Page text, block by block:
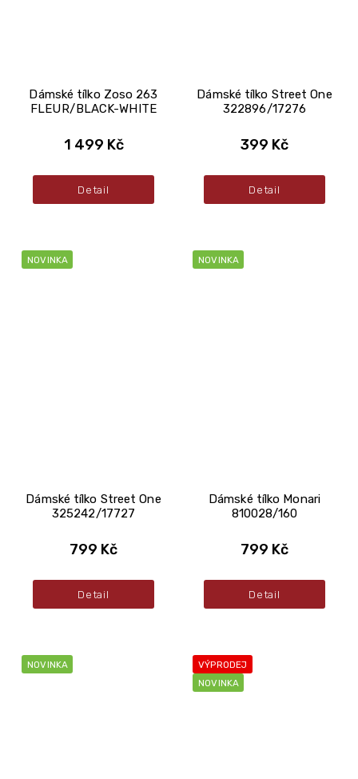
Dámské tílko Zoso 263
FLEUR/BLACK-WHITE
1 499 Kč
Detail
Dámské tílko Street One
322896/17276
399 Kč
Detail
NOVINKA
Dámské tílko Street One
325242/17727
799 Kč
Detail
NOVINKA
Dámské tílko Monari
810028/160
799 Kč
Detail
NOVINKA
VÝPRODEJ
NOVINKA